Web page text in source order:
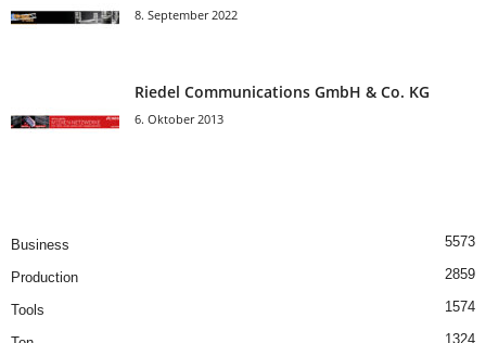
8. September 2022
Riedel Communica­tions GmbH & Co. KG
6. Oktober 2013
Business 5573
Production 2859
Tools 1574
1324